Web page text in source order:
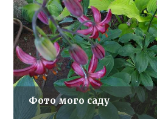
Фото мого саду